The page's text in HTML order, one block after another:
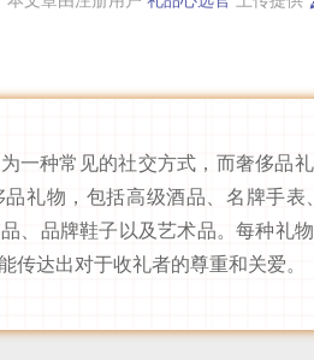
一种常见的社交方式，而奢侈品
礼物，包括高级酒品、名牌手
、品牌鞋子以及艺术品。每种礼
传达出对于收礼者的尊重和关爱。